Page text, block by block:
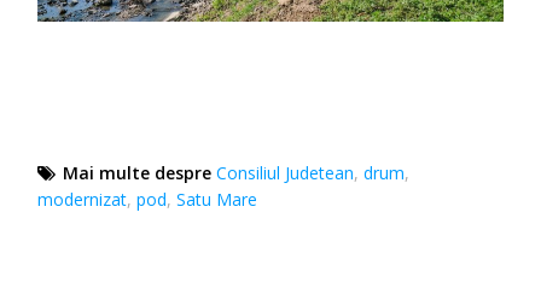
Mai multe despre Consiliul Judetean,drum,
modernizat,pod,Satu Mare